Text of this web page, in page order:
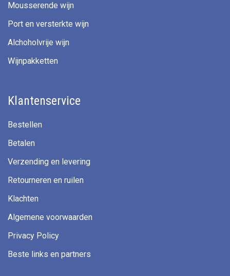
Mousserende wijn
Port en versterkte wijn
Alchoholvrije wijn
Wijnpakketten
Klantenservice
Bestellen
Betalen
Verzending en levering
Retourneren en ruilen
Klachten
Algemene voorwaarden
Privacy Policy
Beste links en partners